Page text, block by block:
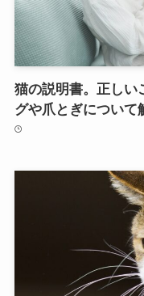
猫の説明書。正しい
グや爪とぎについて